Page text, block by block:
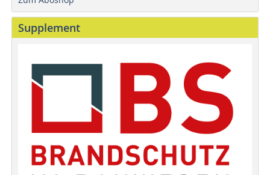
Supplement